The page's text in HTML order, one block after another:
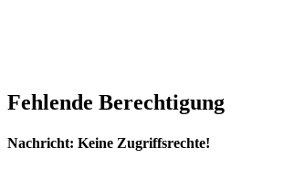
Fehlende Berechtigung
Nachricht: Keine Zugriffsrechte!